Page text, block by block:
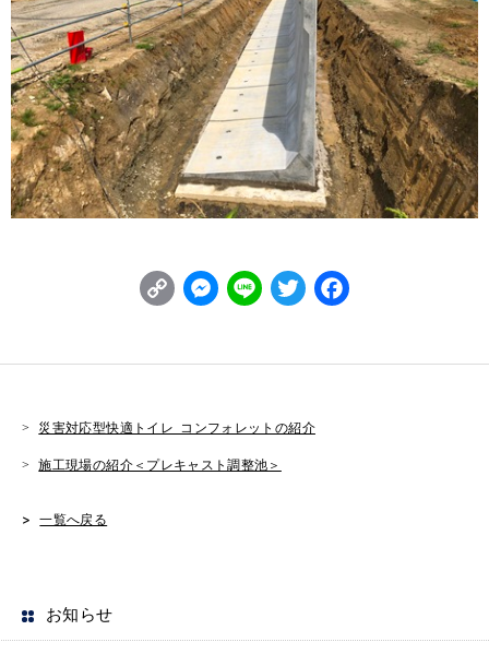
C
p
L
i
M
s
e
n
L
n
T
it
e
c
災害対応型快適トイレ コンフォレットの紹介
施工現場の紹介＜プレキャスト調整池＞
一覧へ戻る
お知らせ